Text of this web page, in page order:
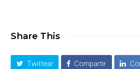
Share This
Twittear Compartir